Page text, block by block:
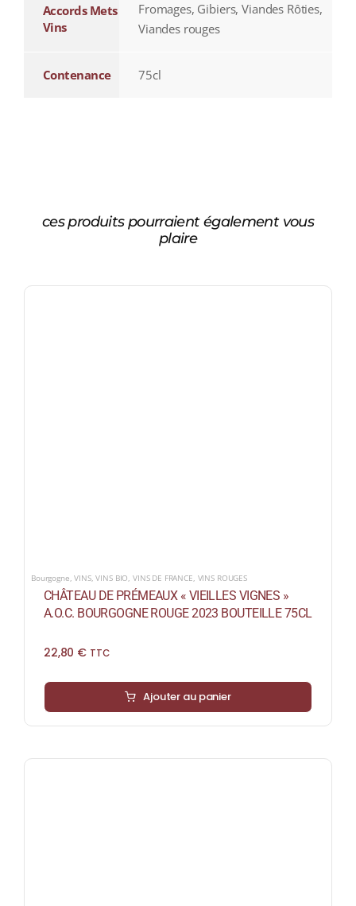
Accords Mets
Vins
Fromages, Gibiers, Viandes Rôties,
Viandes rouges
Contenance 75cl
ces produits pourraient également vous
plaire
Bourgogne ,VINS,VINS BIO VINS DE FRANCE VINS ROUGES
CHÂTEAU DE PRÉMEAUX « VIEILLES VIGNES »
A.O.C. BOURGOGNE ROUGE 2023 BOUTEILLE 75CL
22,80 € TTC
Ajouter au panier